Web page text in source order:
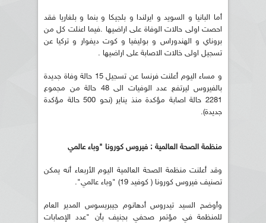
أما البانيا و السويد و ايرلندا و بلجيكا و بنما و بلغاريا فقد
احصت اولى حالات الوفاة على اراضيها .فيما اعنلت كل من
بروناي و الهندوراس و بوليفيا و كوت ديفوار و تركيا عن
تسجيل اولى خالات الاصابة على اراضيها .
و مساء اليوم أعلنت فرنسا عن تسجيل 15 حالة وفاة جديدة
بالفيروس ليرتفع عدد الوفيات الى 48 حالة من مجموع
2281 حالة اصابة مؤكدة منذ يناير (نحو 500 حالة مؤكدة
جديدة).
منظمة الصحة العالمية : فيروس كورونا "وباء عالمي
وقد أعلنت منظمة الصحة العالمية اليوم الأربعاء أنه يمكن
تصنيف فيروس كورونا ( كوفيد 19) "وباء عالمي".
وأوضح السيد تيدروس أدهانوم جيبريسوس المدير العام
للمنظمة في مؤتمر صحفي بجنيف بأن "عدد الإصابات